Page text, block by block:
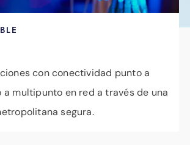
con conectividad punto a
a multipunto en red a través de una
segura.